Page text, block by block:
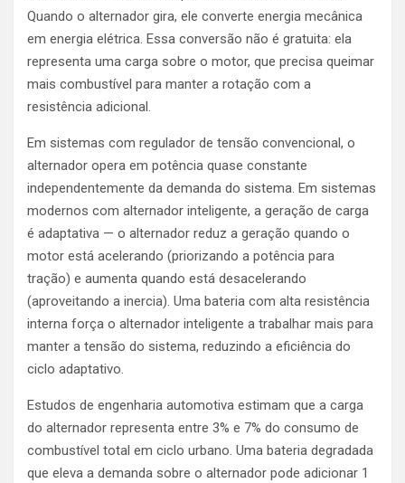
Quando o alternador gira, ele converte energia mecânica
em energia elétrica. Essa conversão não é gratuita: ela
representa uma carga sobre o motor, que precisa queimar
mais combustível para manter a rotação com a
resistência adicional.
Em sistemas com regulador de tensão convencional, o
alternador opera em potência quase constante
independentemente da demanda do sistema. Em sistemas
modernos com alternador inteligente, a geração de carga
é adaptativa — o alternador reduz a geração quando o
motor está acelerando (priorizando a potência para
tração) e aumenta quando está desacelerando
(aproveitando a inercia). Uma bateria com alta resistência
interna força o alternador inteligente a trabalhar mais para
manter a tensão do sistema, reduzindo a eficiência do
ciclo adaptativo.
Estudos de engenharia automotiva estimam que a carga
do alternador representa entre 3% e 7% do consumo de
combustível total em ciclo urbano. Uma bateria degradada
que eleva a demanda sobre o alternador pode adicionar 1